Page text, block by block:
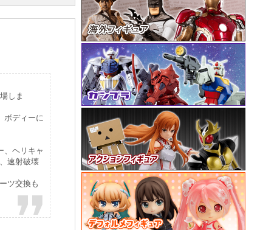
しま
ボディーに
、ヘリキャ
速射破壊
ツ交換も